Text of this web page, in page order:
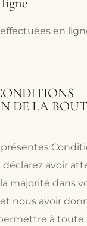
en
DE LA
déclarez avoir
majorité dans
nous avoir
à toute